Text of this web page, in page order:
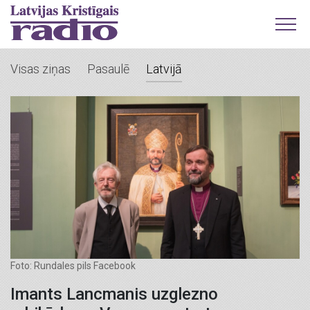
Visas ziņas Pasaulē Latvijā
Foto: Rundales pils Facebook
Imants Lancmanis uzglezno